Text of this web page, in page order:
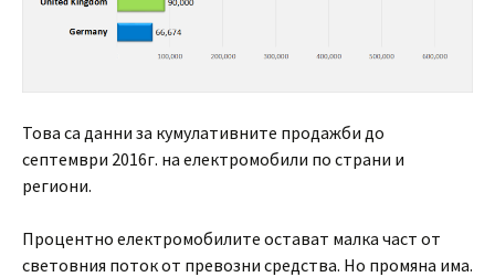
Това са данни за кумулативните продажби до
септември 2016г. на електромобили по страни и
региони.
Процентно електромобилите остават малка част от
световния поток от превозни средства. Но промяна има.